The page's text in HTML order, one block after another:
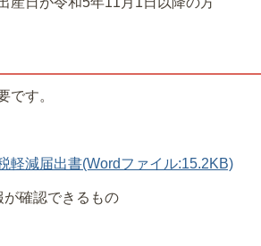
です。
軽減届出書(Wordファイル:15.2KB)
が確認できるもの